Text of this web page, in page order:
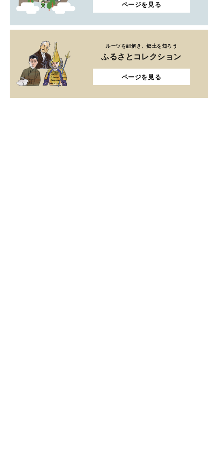
ページを見る
ルーツを紐解き、郷土を知ろう
ふるさとコレクション
ページを見る